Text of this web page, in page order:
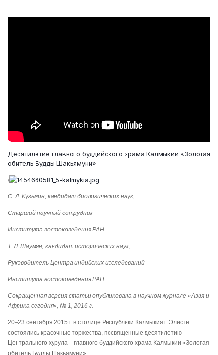
Десятилетие главного буддийского храма Калмыкии «Золотая
обитель Будды Шакьямуни»
\
С. Л. Кузьмин, кандидат биологических наук,
Старший научный сотрудник
Института востоковедения РАН
Т. Л. Шаумян, кандидат исторических наук,
Руководитель Центра индийских исследований
Института востоковедения РАН
Сокращенная версия статьи опубликована в научном журнале «Азия и
Африка сегодня», № 1, 2016 г.
20–23 сентября 2015 г. в столице Республики Калмыкия г. Элисте
состоялись красочные торжества, посвященные десятилетию
Центрального хурула – главного буддийского храма Калмыкии «Золотая
обитель Будды Шакьямуни».